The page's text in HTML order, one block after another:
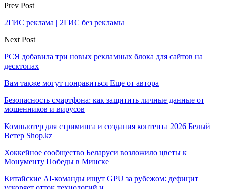
Prev Post
2ГИС реклама | 2ГИС без рекламы
Next Post
РСЯ добавила три новых рекламных блока для сайтов на
десктопах
Вам также могут понравиться Еще от автора
Безопасность смартфона: как защитить личные данные от
мошенников и вирусов
Компьютер для стриминга и создания контента 2026 Белый
Ветер Shop.kz
Хоккейное сообщество Беларуси возложило цветы к
Монументу Победы в Минске
Китайские AI-команды ищут GPU за рубежом: дефицит